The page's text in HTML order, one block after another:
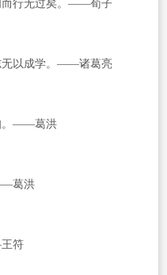
而行无过矣。——荀子
无以成学。——诸葛亮
。——葛洪
葛洪
符